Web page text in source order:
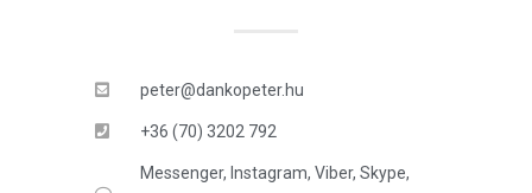
peter@dankopeter.hu
+36 (70) 3202 792
Messenger, Instagram, Viber, Skype,